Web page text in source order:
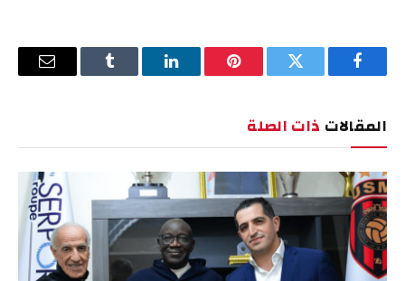
فيسبوك تويتر بينتيريستلينكدإن Tumblr
البريد
المقالات ذات الصلة